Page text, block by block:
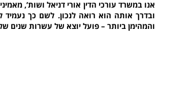
אנו במשרד עורכי הדין אורי דניאל ושות’,
ובדרך אותה הוא רואה לנכון. לשם כך
והמהימן ביותר – פועל יוצא של עשרות שנים של